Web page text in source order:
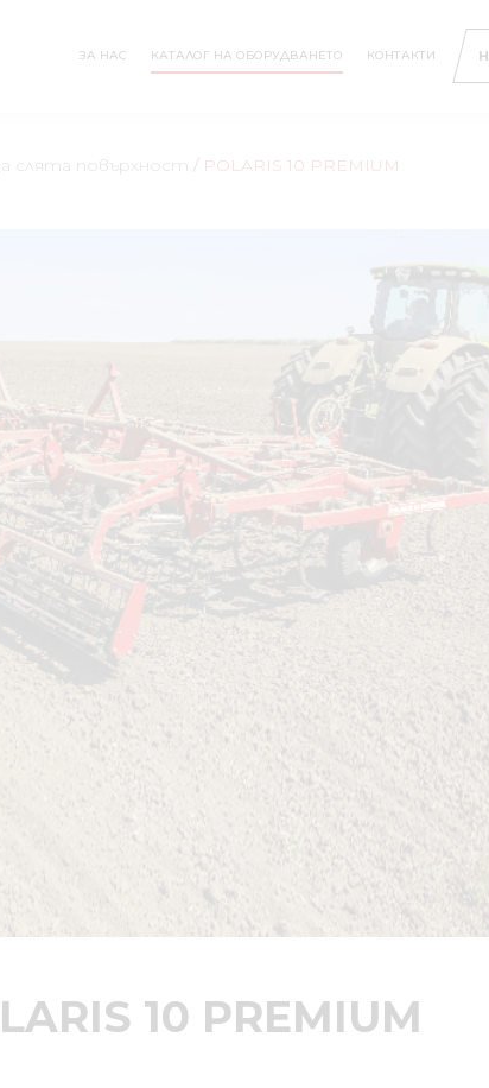
ЗА НАС КАТАЛОГ НА ОБОРУДВАНЕТО КОНТАКТИ
слята повърхност / POLARIS 10 PREMIUM
10 PREMIUM